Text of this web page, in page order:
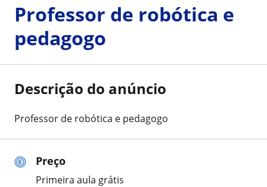
Preço
Primeira aula grátis
Professor de robótica e
pedagogo
Descrição do anúncio
Professor de robótica e pedagogo